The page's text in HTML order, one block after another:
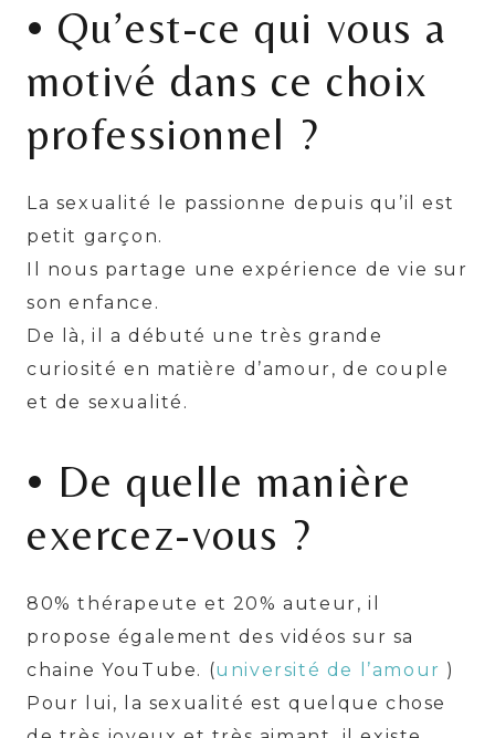
• Qu’est-ce qui vous a
motivé dans ce choix
professionnel ?
La sexualité le passionne depuis qu’il est
petit garçon.
Il nous partage une expérience de vie sur
son enfance.
De là, il a débuté une très grande
curiosité en matière d’amour, de couple
et de sexualité.
• De quelle manière
exercez-vous ?
80% thérapeute et 20% auteur, il
propose également des vidéos sur sa
chaine YouTube. (université de l’amour )
Pour lui, la sexualité est quelque chose